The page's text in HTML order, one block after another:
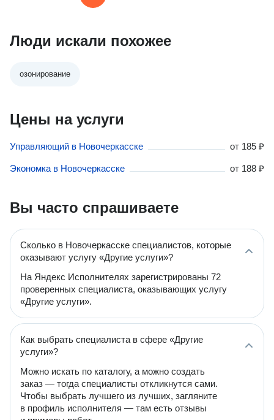
Люди искали похожее
озонирование
Цены на услуги
Управляющий в Новочеркасске от 185 ₽
Экономка в Новочеркасске от 188 ₽
Вы часто спрашиваете
Сколько в Новочеркасске специалистов, которые
оказывают услугу «Другие услуги»?
На Яндекс Исполнителях зарегистрированы 72
проверенных специалиста, оказывающих услугу
«Другие услуги».
Как выбрать специалиста в сфере «Другие
услуги»?
Можно искать по каталогу, а можно создать
заказ — тогда специалисты откликнутся сами.
Чтобы выбрать лучшего из лучших, загляните
в профиль исполнителя — там есть отзывы